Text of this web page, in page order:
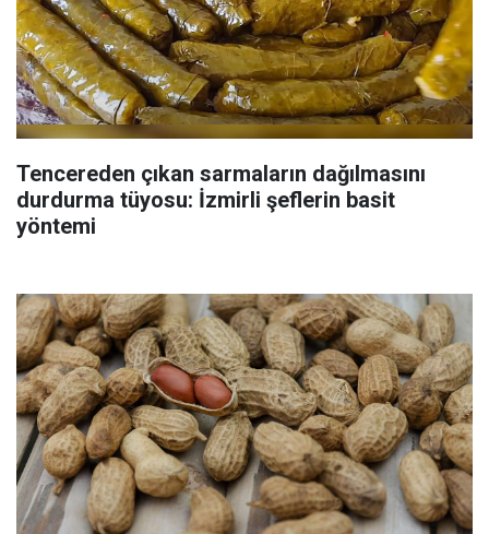
Tencereden çıkan sarmaların dağılmasını
durdurma tüyosu: İzmirli şeflerin basit
yöntemi